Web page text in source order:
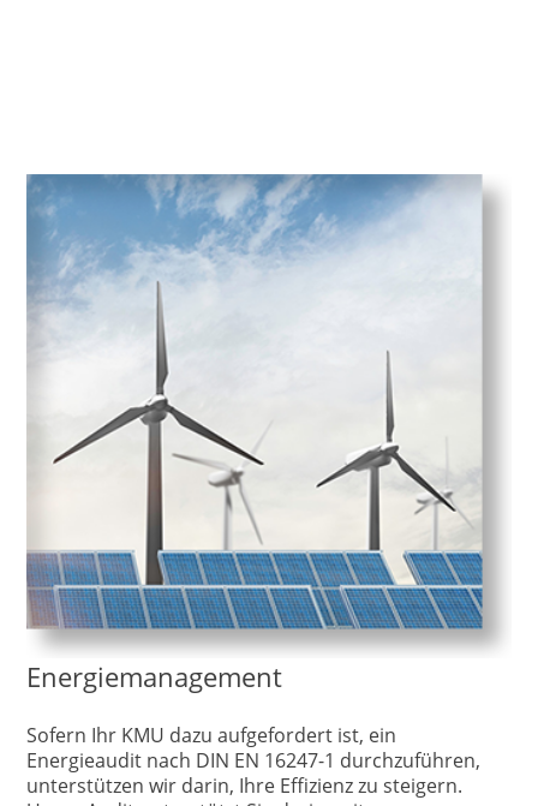
Energiemanagement
Sofern Ihr KMU dazu aufgefordert ist, ein
Energieaudit nach DIN EN 16247-1 durchzuführen,
unterstützen wir darin, Ihre Effizienz zu steigern.